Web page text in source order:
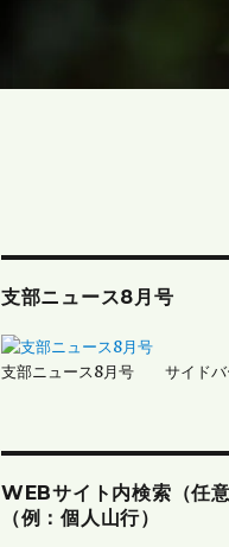
支部ニュース8月号
支部ニュース8月号 サイドバ
WEBサイト内検索（任意
（例：個人山行）